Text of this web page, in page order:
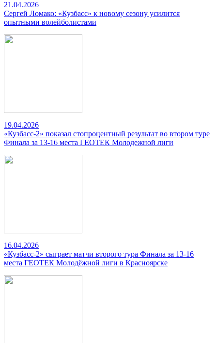
21.04.2026
Сергей Ломако: «Кузбасс» к новому сезону усилится
опытными волейболистами
19.04.2026
«Кузбасс-2» показал стопроцентный результат во втором туре
Финала за 13-16 места ГЕОТЕК Молодежной лиги
16.04.2026
«Кузбасс-2» сыграет матчи второго тура Финала за 13-16
места ГЕОТЕК Молодёжной лиги в Красноярске